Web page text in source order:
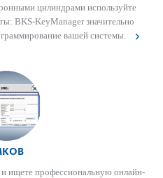
цилиндрами используйте
BKS-KeyManager значительно
вашей сис­темы.
ищете проф­есс­ио­н­альную онлайн-